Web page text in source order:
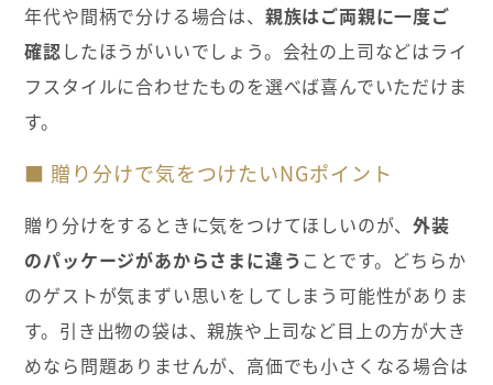
年代や間柄で分ける場合は、 親族はご両親に一度ご
確認したほうがいいでしょう。会社の上司などはライ
フスタイルに合わせたものを選べば喜んでいただけま
す。
■ 贈り分けで気をつけたいNGポイント
贈り分けをするときに気をつけてほしいのが、外装
のパッケージがあからさまに違うことです。どちらか
のゲストが気まずい思いをしてしまう可能性がありま
す。引き出物の袋は、親族や上司など目上の方が大き
めなら問題ありませんが、高価でも小さくなる場合は